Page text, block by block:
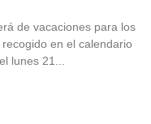
de vacaciones para los
en el calendario
lunes 21